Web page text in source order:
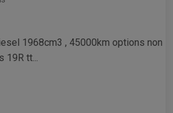
1968cm3 , 45000km options non
19R tt...